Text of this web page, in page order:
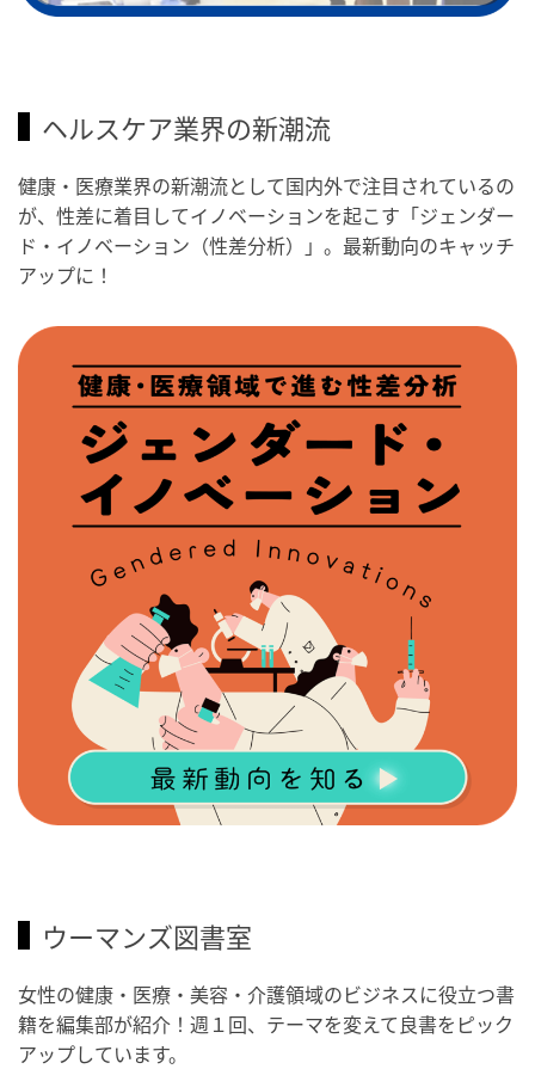
ヘルスケア業界の新潮流
健康・医療業界の新潮流として国内外で注目されているの
が、性差に着目してイノベーションを起こす「ジェンダー
ド・イノベーション（性差分析）」。最新動向のキャッチ
アップに！
ウーマンズ図書室
女性の健康・医療・美容・介護領域のビジネスに役立つ書
籍を編集部が紹介！週１回、テーマを変えて良書をピック
アップしています。